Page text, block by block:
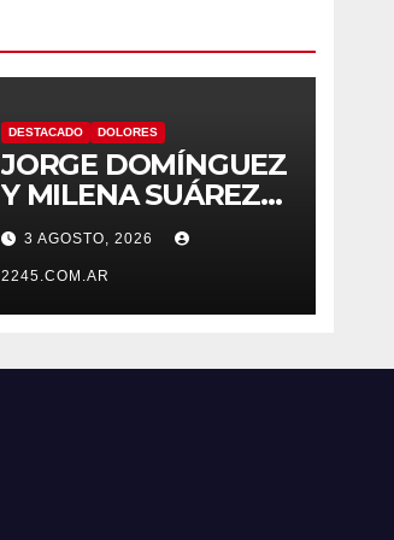
DESTACADO DOLORES
JORGE DOMÍNGUEZ
Y MILENA SUÁREZ
INTENSIFICAN LA
AGENDA
OPOSITORA EN
DOLORES CON UNA
DENUNCIAS Y
3 AGOSTO, 2026
2245.COM.AR